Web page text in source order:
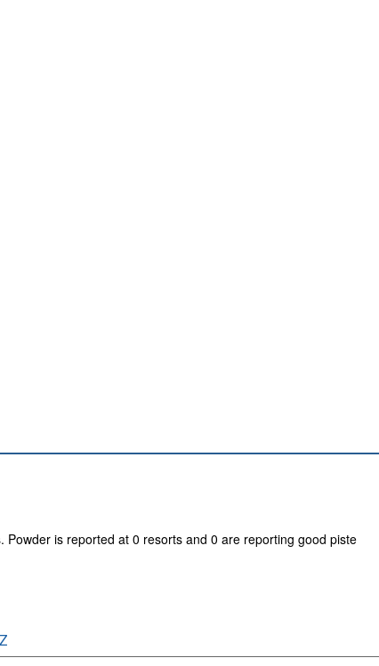
is reported at 0 resorts and 0 are reporting good piste